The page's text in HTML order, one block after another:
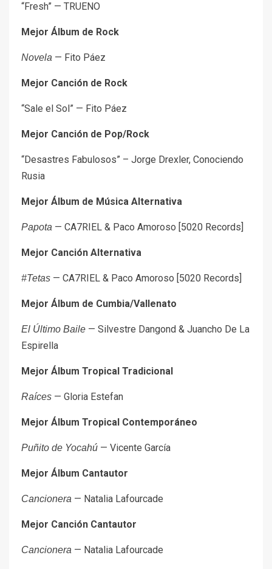
“Fresh” — TRUENO
Mejor Álbum de Rock
Novela — Fito Páez
Mejor Canción de Rock
“Sale el Sol” — Fito Páez
Mejor Canción de Pop/Rock
“Desastres Fabulosos” – Jorge Drexler, Conociendo
Rusia
Mejor Álbum de Música Alternativa
Papota — CA7RIEL & Paco Amoroso [5020 Records]
Mejor Canción Alternativa
#Tetas — CA7RIEL & Paco Amoroso [5020 Records]
Mejor Álbum de Cumbia/Vallenato
El Último Baile — Silvestre Dangond & Juancho De La
Espirella
Mejor Álbum Tropical Tradicional
Raíces — Gloria Estefan
Mejor Álbum Tropical Contemporáneo
Puñito de Yocahú — Vicente García
Mejor Álbum Cantautor
Cancionera — Natalia Lafourcade
Mejor Canción Cantautor
Cancionera — Natalia Lafourcade